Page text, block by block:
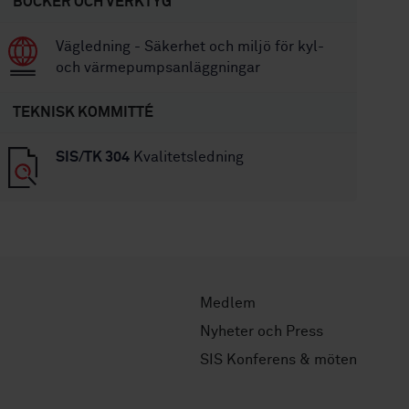
Vägledning - Säkerhet och miljö för kyl-
och värmepumpsanläggningar
TEKNISK KOMMITTÉ
SIS/TK 304 Kvalitetsledning
Medlem
Nyheter och Press
SIS Konferens & möten